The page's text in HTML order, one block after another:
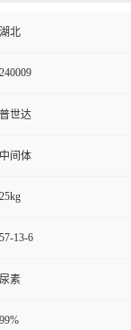
湖北
240009
普世达
中间体
25kg
57-13-6
尿素
99%